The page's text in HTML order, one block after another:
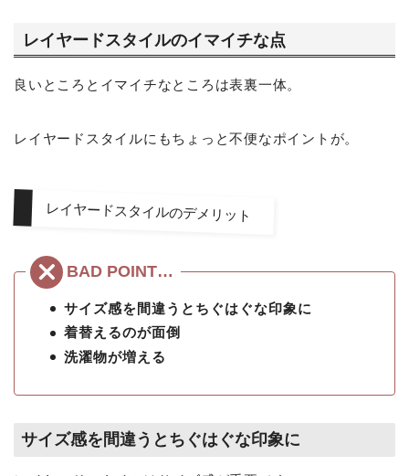
レイヤードスタイルのイマイチな点
良いところとイマイチなところは表裏一体。
レイヤードスタイルにもちょっと不便なポイントが。
レイヤードスタイルのデメリット
サイズ感を間違うとちぐはぐな印象に
着替えるのが面倒
洗濯物が増える
サイズ感を間違うとちぐはぐな印象に